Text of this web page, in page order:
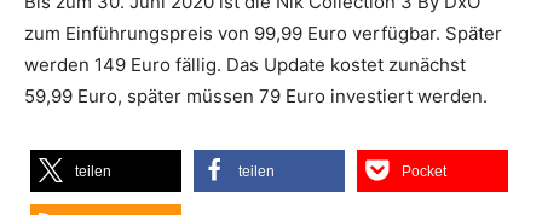
zum Einführungspreis von 99,99 Euro verfügbar. Später
werden 149 Euro fällig. Das Update kostet zunächst
59,99 Euro, später müssen 79 Euro investiert werden.
teilen teilen Pocket